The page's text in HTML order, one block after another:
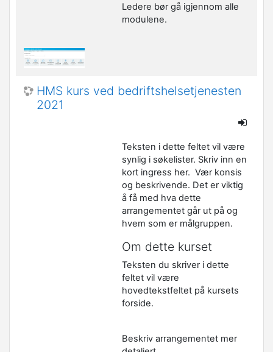
Ledere bør gå igjennom alle
modulene.
HMS kurs ved bedriftshelsetjenesten
2021
Teksten i dette feltet vil være
synlig i søkelister. Skriv inn en
kort ingress her. Vær konsis
og beskrivende. Det er viktig
å få med hva dette
arrangementet går ut på og
hvem som er målgruppen.
Om dette kurset
Teksten du skriver i dette
feltet vil være
hovedtekstfeltet på kursets
forside.
Beskriv arrangementet mer